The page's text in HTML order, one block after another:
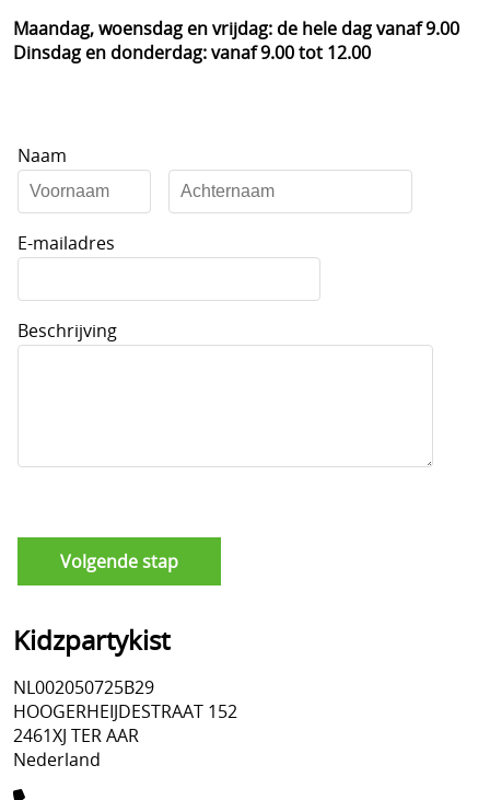
Vakantiehuisje huren
Maandag, woensdag en vrijdag: de hele dag vanaf 9.00
Dinsdag en donderdag: vanaf 9.00 tot 12.00
Naam
E-mailadres
Beschrijving
Kidzpartykist
NL002050725B29
HOOGERHEIJDESTRAAT 152
2461XJ TER AAR
Nederland